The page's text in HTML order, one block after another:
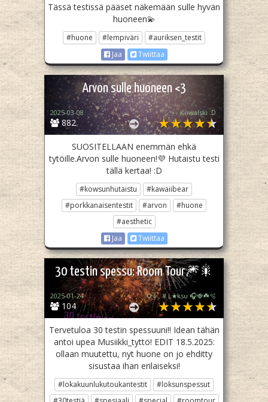
Tässä testissä pääset näkemään sulle hyvän
huoneen💫
#huone #lempiväri
#auriksen_testit
Jaa
Twiittaa
Arvon sulle huoneen <3
882
2025-03-08 Kowalski :D
SUOSITELLAAN enemmän ehkä
tytöille.Arvon sulle huoneen!💜 Hutaistu testi
tällä kertaa! :D
#kowsunhutaistu
#kawaiibear
#porkkanaisentestit
#arvon
#huone
#aesthetic
Jaa
Twiittaa
30 testin spessu: Room Tour🎆🎇
104
2025-01-24 🌻𝄞 . # L★ksu 🎧🍓☘️🫧
Tervetuloa 30 testin spessuuni!! Idean tähän
antoi upea Musiikki_tyttö! EDIT 18.5.2025:
ollaan muutettu, nyt huone on jo ehditty
sisustaa ihan erilaiseksi!
#lokakuunlukutoukantestit
#loksunspessut